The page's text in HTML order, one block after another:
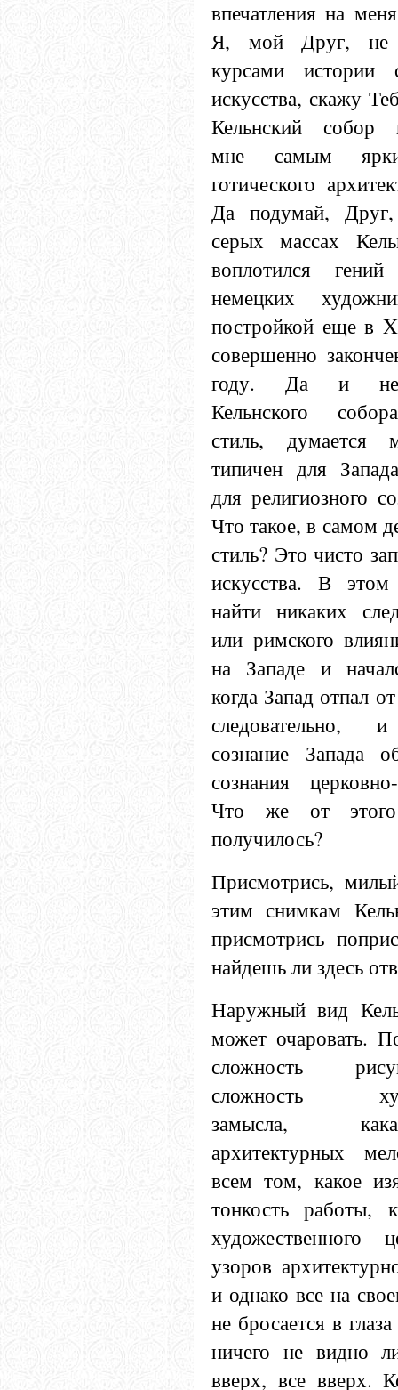
впечатления на
Я, мой Друг, не
курсами истории
искусства, скажу
Кельнский собор
мне самым
готического
Да подумай,
серых массах
воплотился
немецких
постройкой еще в
совершенно
году. Да и
Кельнского
стиль, думается
типичен для
для религиозного
Что такое, в самом
стиль? Это чисто
искусства. В
найти никаких
или римского
на Западе и
когда Запад отпал
следовательно,
сознание Запада
сознания церковно-
Что же от этого
получилось?
Присмотрись,
этим снимкам
присмотрись
найдешь ли здесь
Наружный вид
может очаровать.
сложность
сложность
замысла,
архитектурных
всем том, какое
тонкость работы,
художественного
узоров
и однако все на
не бросается в
ничего не видно
вверх, все вверх.